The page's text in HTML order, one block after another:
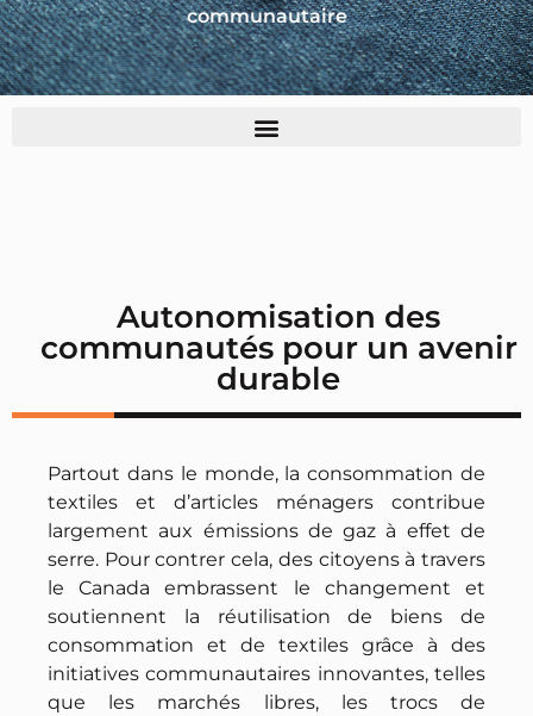
communautaire
Autonomisation des
communautés pour un avenir
durable
Partout dans le monde, la consommation de
textiles et d’articles ménagers contribue
largement aux émissions de gaz à effet de
serre. Pour contrer cela, des citoyens à travers
le Canada embrassent le changement et
soutiennent la réutilisation de biens de
consommation et de textiles grâce à des
initiatives communautaires innovantes, telles
que les marchés libres, les trocs de